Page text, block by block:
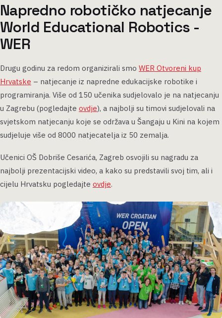
Napredno robotičko natjecanje
World Educational Robotics -
WER
Drugu godinu za redom organizirali smo WER Otvoreni kup
Hrvatske – natjecanje iz napredne edukacijske robotike i
programiranja. Više od 150 učenika sudjelovalo je na natjecanju
u Zagrebu (pogledajte ovdje), a najbolji su timovi sudjelovali na
svjetskom natjecanju koje se održava u Šangaju u Kini na kojem
sudjeluje više od 8000 natjecatelja iz 50 zemalja.
Učenici OŠ Dobriše Cesarića, Zagreb osvojili su nagradu za
najbolji prezentacijski video, a kako su predstavili svoj tim, ali i
cijelu Hrvatsku pogledajte ovdje.